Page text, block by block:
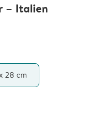
– Italien
28 cm